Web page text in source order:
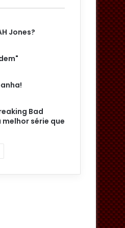
Jones?
Bad
melhor série que